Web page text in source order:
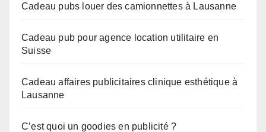
Cadeau pubs louer des camionnettes à Lausanne
Cadeau pub pour agence location utilitaire en
Suisse
Cadeau affaires publicitaires clinique esthétique à
Lausanne
C’est quoi un goodies en publicité ?